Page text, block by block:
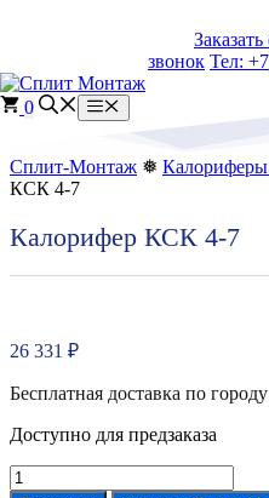
звонок Тел:
0 Меню
Сплит-Монтаж ❅
КСК 4-7
Калорифер КСК 4-7
26 331 ₽
Бесплатная доставка по
Доступно для предзаказа
Количество